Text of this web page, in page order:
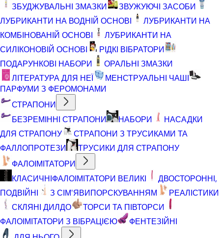
ЗБУДЖУВАЛЬНІ ЗМАЗКИ
ЗВУЖУЮЧІ ЗАСОБИ
ЛУБРИКАНТИ НА ВОДНІЙ ОСНОВІ
ЛУБРИКАНТИ НА
КОМБІНОВАНІЙ ОСНОВІ
ЛУБРИКАНТИ НА
СИЛІКОНОВІЙ ОСНОВІ
РІДКІ ВІБРАТОРИ
ПОДАРУНКОВІ НАБОРИ
ОРАЛЬНІ ЗМАЗКИ
ЛІТЕРАТУРА ДЛЯ НЕЇ
МЕНСТРУАЛЬНІ ЧАШІ
ПАРФУМИ З ФЕРОМОНАМИ
СТРАПОНИ
БЕЗРЕМІННІ СТРАПОНИ
НАБОРИ
НАСАДКИ
ДЛЯ СТРАПОНУ
СТРАПОНИ З ТРУСИКАМИ ТА
ФАЛЛОПРОТЕЗИ
ТРУСИКИ ДЛЯ СТРАПОНУ
ФАЛОІМІТАТОРИ
КЛАСИЧНІФАЛОІМІТАТОРИ ВЕЛИКІ
ДВОСТОРОННІ,
ПОДВІЙНІ
З СІМ'ЯВИПОРСКУВАННЯМ
РЕАЛІСТИКИ
СКЛЯНІ ДИЛДО
ТОРСИ ТА ПІВТОРСИ
ФАЛОІМІТАТОРИ З ВІБРАЦІЄЮ
ФЕНТЕЗІЙНІ